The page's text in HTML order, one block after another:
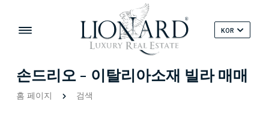
KOR
손드리오 - 이탈리아소재 빌라 매매
홈 페이지 검색